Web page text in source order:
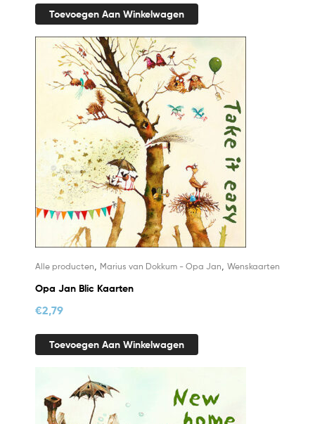
Toevoegen Aan Winkelwagen
Alle producten Marius van Dokkum - Opa Jan Wenskaarten
Opa Jan Blic Kaarten
€2,79
Toevoegen Aan Winkelwagen